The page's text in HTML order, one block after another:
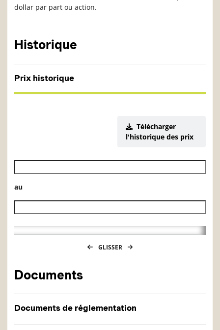
dollar par part ou action.
Historique
Prix historique
Télécharger
l'historique des prix
Date de début de l’historique des VL
au
Date de fin de l’historique des VL
GLISSER
Documents
Documents de réglementation